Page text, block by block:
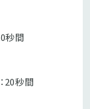
秒間
20秒間